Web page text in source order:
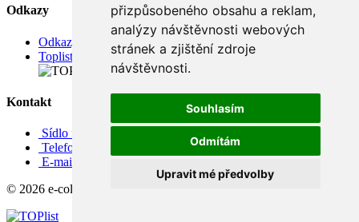
přizpůsobeného obsahu a reklam,
analýzy návštěvnosti webových
stránek a zjištění zdroje
návštěvnosti.
Souhlasím
Odmítám
Upravit mé předvolby
Odkazy
Odkazy
Toplist
Kontakt
Sídlo firmy: Boženy Němcové 739/1, Svitavy 568 02, CZ
Telefon: +420 608 449 590
E-mail: info@e-color.cz
© 2026 e-color.cz